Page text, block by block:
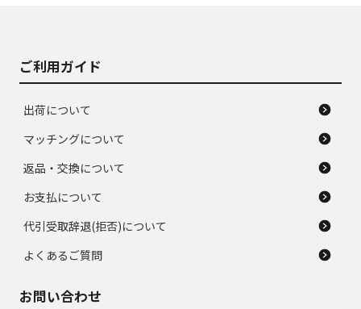
ご利用ガイド
出荷について
マッチングについて
返品・交換について
お支払について
代引受取辞退(拒否)について
よくあるご質問
お問い合わせ